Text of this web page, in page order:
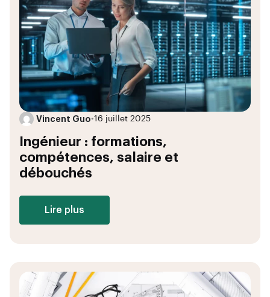
Vincent Guo•16 juillet 2025
Ingénieur : formations,
compétences, salaire et
débouchés
Lire plus